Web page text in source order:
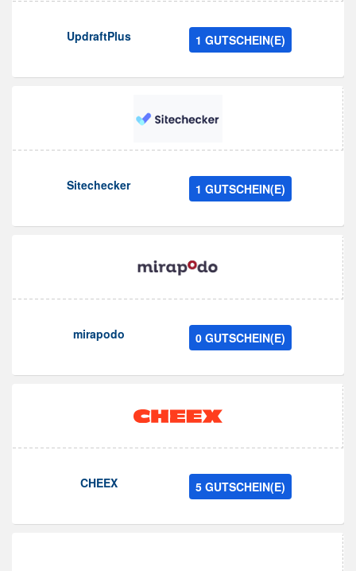
UpdraftPlus 1 GUTSCHEIN(E)
Sitechecker 1 GUTSCHEIN(E)
mirapodo 0 GUTSCHEIN(E)
CHEEX 5 GUTSCHEIN(E)